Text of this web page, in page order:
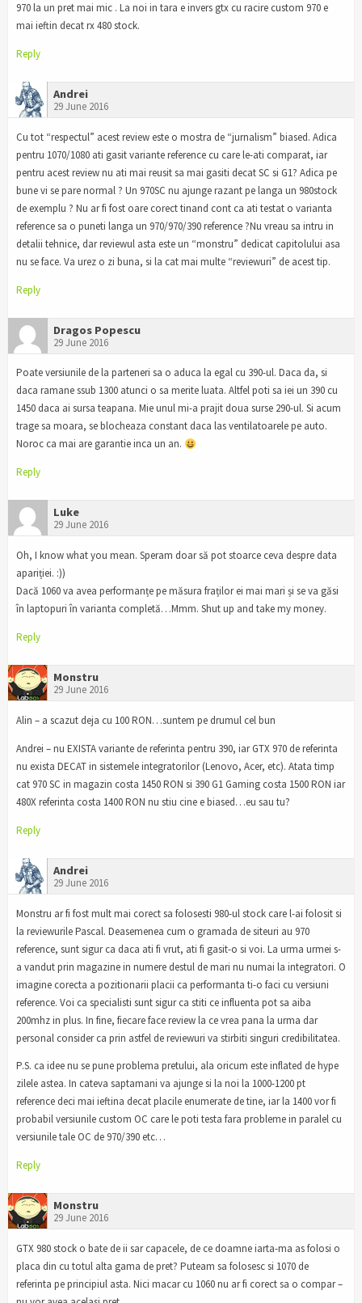
970 la un pret mai mic . La noi in tara e invers gtx cu racire custom 970 e
mai ieftin decat rx 480 stock.
Reply
Andrei
29 June 2016
Cu tot “respectul” acest review este o mostra de “jurnalism” biased. Adica
pentru 1070/1080 ati gasit variante reference cu care le-ati comparat, iar
pentru acest review nu ati mai reusit sa mai gasiti decat SC si G1? Adica pe
bune vi se pare normal ? Un 970SC nu ajunge razant pe langa un 980stock
de exemplu ? Nu ar fi fost oare corect tinand cont ca ati testat o varianta
reference sa o puneti langa un 970/970/390 reference ?Nu vreau sa intru in
detalii tehnice, dar reviewul asta este un “monstru” dedicat capitolului asa
nu se face. Va urez o zi buna, si la cat mai multe “reviewuri” de acest tip.
Reply
Dragos Popescu
29 June 2016
Poate versiunile de la parteneri sa o aduca la egal cu 390-ul. Daca da, si
daca ramane ssub 1300 atunci o sa merite luata. Altfel poti sa iei un 390 cu
1450 daca ai sursa teapana. Mie unul mi-a prajit doua surse 290-ul. Si acum
trage sa moara, se blocheaza constant daca las ventilatoarele pe auto.
Noroc ca mai are garantie inca un an.
Reply
Luke
29 June 2016
Oh, I know what you mean. Speram doar să pot stoarce ceva despre data
apariției. :))
Dacă 1060 va avea performanțe pe măsura fraților ei mai mari și se va găsi
în laptopuri în varianta completă…Mmm. Shut up and take my money.
Reply
Monstru
29 June 2016
Alin – a scazut deja cu 100 RON…suntem pe drumul cel bun
Andrei – nu EXISTA variante de referinta pentru 390, iar GTX 970 de referinta
nu exista DECAT in sistemele integratorilor (Lenovo, Acer, etc). Atata timp
cat 970 SC in magazin costa 1450 RON si 390 G1 Gaming costa 1500 RON iar
480X referinta costa 1400 RON nu stiu cine e biased…eu sau tu?
Reply
Andrei
29 June 2016
Monstru ar fi fost mult mai corect sa folosesti 980-ul stock care l-ai folosit si
la reviewurile Pascal. Deasemenea cum o gramada de siteuri au 970
reference, sunt sigur ca daca ati fi vrut, ati fi gasit-o si voi. La urma urmei s-
a vandut prin magazine in numere destul de mari nu numai la integratori. O
imagine corecta a pozitionarii placii ca performanta ti-o faci cu versiuni
reference. Voi ca specialisti sunt sigur ca stiti ce influenta pot sa aiba
200mhz in plus. In fine, fiecare face review la ce vrea pana la urma dar
personal consider ca prin astfel de reviewuri va stirbiti singuri credibilitatea.
P.S. ca idee nu se pune problema pretului, ala oricum este inflated de hype
zilele astea. In cateva saptamani va ajunge si la noi la 1000-1200 pt
reference deci mai ieftina decat placile enumerate de tine, iar la 1400 vor fi
probabil versiunile custom OC care le poti testa fara probleme in paralel cu
versiunile tale OC de 970/390 etc…
Reply
Monstru
29 June 2016
GTX 980 stock o bate de ii sar capacele, de ce doamne iarta-ma as folosi o
placa din cu totul alta gama de pret? Puteam sa folosesc si 1070 de
referinta pe principiul asta. Nici macar cu 1060 nu ar fi corect sa o compar –